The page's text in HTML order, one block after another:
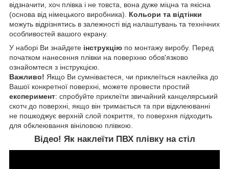
відзначити, хоч плівка і не товста, вона дуже міцна та якісна
(основа від німецького виробника). Кольори та відтінки
можуть відрізнятись в залежності від налаштувань та технічних
особливостей вашого екрану.
У наборі Ви знайдете інструкцію по монтажу виробу. Перед
початком нанесення плівки на поверхню обов'язково
ознайомтеся з інструкцією.
Важливо! Якщо Ви сумніваєтеся, чи приклеїться наклейка до
Вашої конкретної поверхні, можете провести простий
експеримент: спробуйте приклеїти звичайний канцелярський
скотч до поверхні, якщо він тримається та при відклеюванні
не пошкоджує верхній слой покриття, то поверхня підходить
для обклеювання вініловою плівкою.
Відео! Як наклеїти ПВХ плівку на стіл